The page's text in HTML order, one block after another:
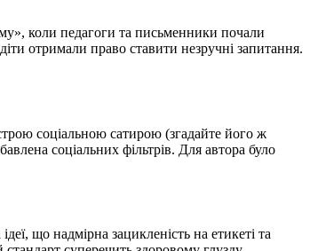
коли педагоги та письменники почали
отримали право ставити незручні запитання.
соціальною сатирою (згадайте його ж
соціальних фільтрів. Для автора було
що надмірна зацикленість на етикеті та